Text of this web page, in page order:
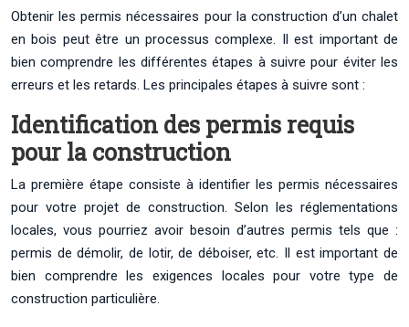
Obtenir les permis nécessaires pour la construction d’un chalet
en bois peut être un processus complexe. Il est important de
bien comprendre les différentes étapes à suivre pour éviter les
erreurs et les retards. Les principales étapes à suivre sont :
Identification des permis requis
pour la construction
La première étape consiste à identifier les permis nécessaires
pour votre projet de construction. Selon les réglementations
locales, vous pourriez avoir besoin d’autres permis tels que :
permis de démolir, de lotir, de déboiser, etc. Il est important de
bien comprendre les exigences locales pour votre type de
construction particulière.